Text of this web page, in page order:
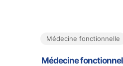
Médecine fonctionnelle
Médecine